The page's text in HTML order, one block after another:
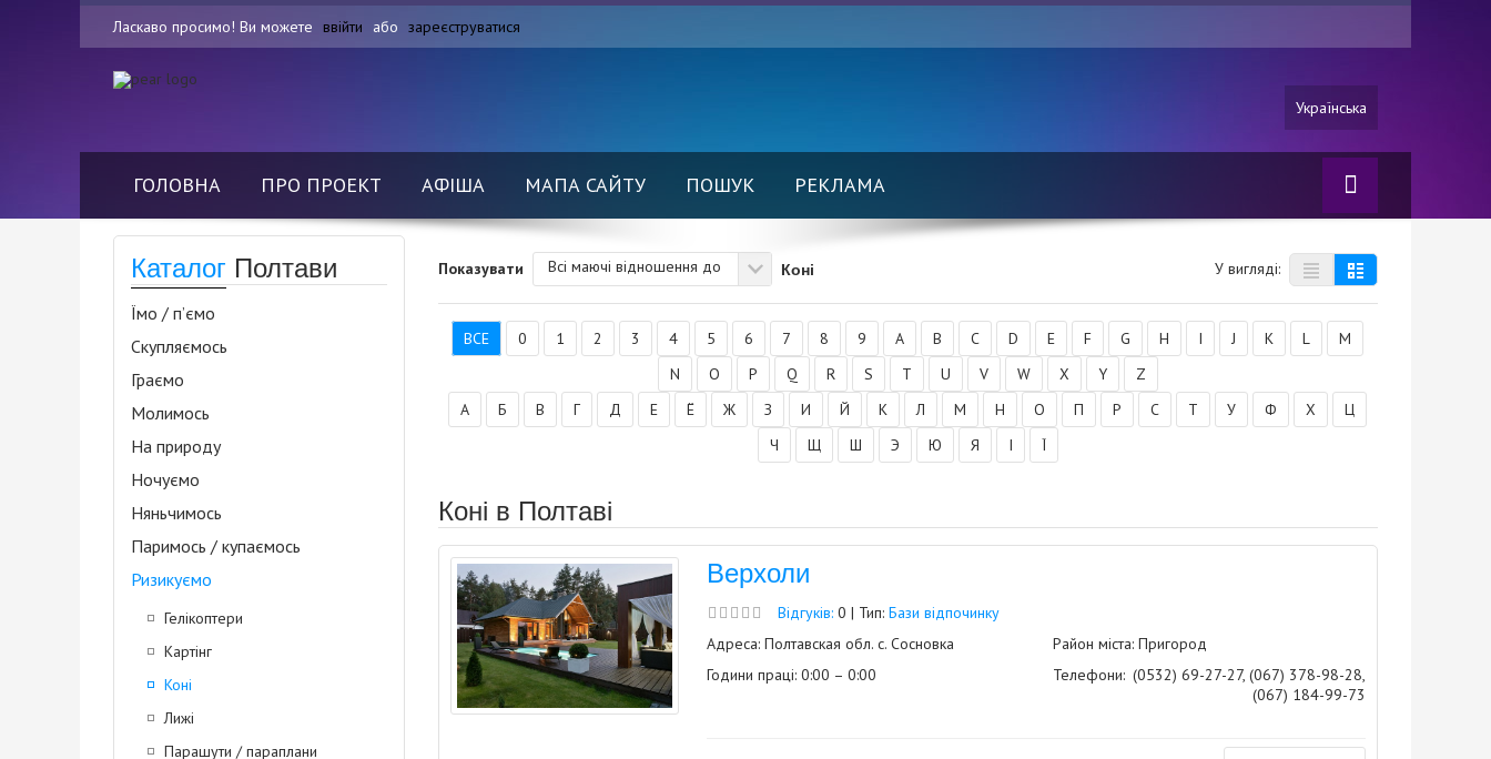
Ласкаво просимо! Ви можете ввійти або зареєструватися
Українська
ГОЛОВНА ПРО ПРОЕКТ АФІША МАПА САЙТУ ПОШУК РЕКЛАМА
Каталог Полтави
Їмо / п’ємо
Скупляємось
Граємо
Молимось
На природу
Ночуємо
Няньчимось
Паримось / купаємось
Ризикуємо
Гелікоптери
Картінг
Коні
Лижі
Парашути / параплани
Показувати Всі маючі відношення до Коні У вигляді:
ВСЕ 0 1 2 3 4 5 6 7 8 9 A B C D E F G H I J K L
M
N
O P Q R S T U V W X Y
Z
А
Б В Г Д Е Ё Ж З И Й К Л М Н О П Р С Т У Ф Х
Ц
Ч
Щ Ш Э Ю Я І Ї
Коні в Полтаві
Верхоли
Відгуків:0 | Тип: Бази відпочинку
Адреса: Полтавская обл. с. Сосновка
Години праці: 0:00 – 0:00
Район міста: Пригород
Телефони: (0532) 69-27-27, (067) 378-98-28,
(067) 184-99-73